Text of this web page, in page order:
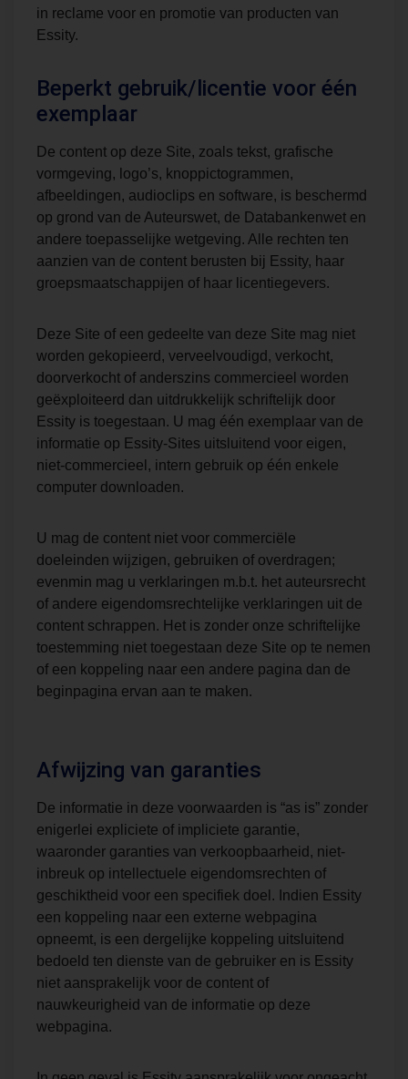
in reclame voor en promotie van producten van
Essity.
Beperkt gebruik/licentie voor één
exemplaar
De content op deze Site, zoals tekst, grafische
vormgeving, logo’s, knoppictogrammen,
afbeeldingen, audioclips en software, is beschermd
op grond van de Auteurswet, de Databankenwet en
andere toepasselijke wetgeving. Alle rechten ten
aanzien van de content berusten bij Essity, haar
groepsmaatschappijen of haar licentiegevers.
Deze Site of een gedeelte van deze Site mag niet
worden gekopieerd, verveelvoudigd, verkocht,
doorverkocht of anderszins commercieel worden
geëxploiteerd dan uitdrukkelijk schriftelijk door
Essity is toegestaan. U mag één exemplaar van de
informatie op Essity-Sites uitsluitend voor eigen,
niet-commercieel, intern gebruik op één enkele
computer downloaden.
U mag de content niet voor commerciële
doeleinden wijzigen, gebruiken of overdragen;
evenmin mag u verklaringen m.b.t. het auteursrecht
of andere eigendomsrechtelijke verklaringen uit de
content schrappen. Het is zonder onze schriftelijke
toestemming niet toegestaan deze Site op te nemen
of een koppeling naar een andere pagina dan de
beginpagina ervan aan te maken.
Afwijzing van garanties
De informatie in deze voorwaarden is “as is” zonder
enigerlei expliciete of impliciete garantie,
waaronder garanties van verkoopbaarheid, niet-
inbreuk op intellectuele eigendomsrechten of
geschiktheid voor een specifiek doel. Indien Essity
een koppeling naar een externe webpagina
opneemt, is een dergelijke koppeling uitsluitend
bedoeld ten dienste van de gebruiker en is Essity
niet aansprakelijk voor de content of
nauwkeurigheid van de informatie op deze
webpagina.